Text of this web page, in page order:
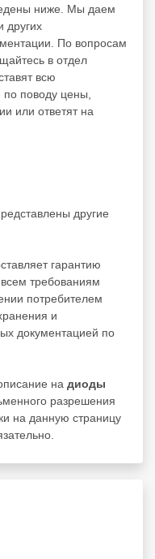
ниже. Мы даем
других
По вопросам
в отдел
всю
поводу цены,
или ответят на
другие
гарантию
требованиям
потребителем
и
документацией по
на диоды
разрешения
на данную страницу